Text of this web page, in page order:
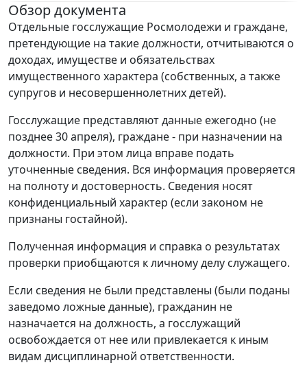
Обзор документа
Отдельные госслужащие Росмолодежи и граждане,
претендующие на такие должности, отчитываются о
доходах, имуществе и обязательствах
имущественного характера (собственных, а также
супругов и несовершеннолетних детей).
Госслужащие представляют данные ежегодно (не
позднее 30 апреля), граждане - при назначении на
должности. При этом лица вправе подать
уточненные сведения. Вся информация проверяется
на полноту и достоверность. Сведения носят
конфиденциальный характер (если законом не
признаны гостайной).
Полученная информация и справка о результатах
проверки приобщаются к личному делу служащего.
Если сведения не были представлены (были поданы
заведомо ложные данные), гражданин не
назначается на должность, а госслужащий
освобождается от нее или привлекается к иным
видам дисциплинарной ответственности.